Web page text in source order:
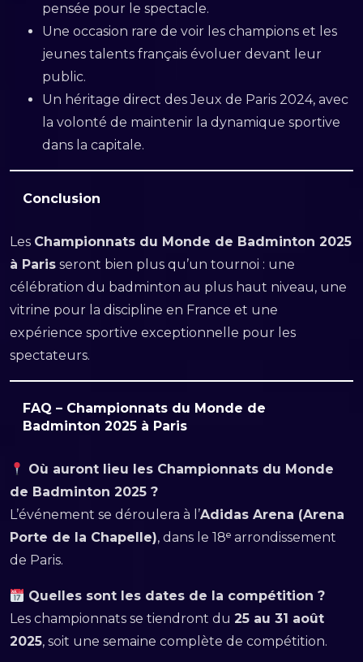
pensée pour le spectacle.
Une occasion rare de voir les champions et les
jeunes talents français évoluer devant leur
public.
Un héritage direct des Jeux de Paris 2024, avec
la volonté de maintenir la dynamique sportive
dans la capitale.
Conclusion
Les Championnats du Monde de Badminton 2025
à Paris seront bien plus qu’un tournoi : une
célébration du badminton au plus haut niveau, une
vitrine pour la discipline en France et une
expérience sportive exceptionnelle pour les
spectateurs.
FAQ – Championnats du Monde de
Badminton 2025 à Paris
Où auront lieu les Championnats du Monde
de Badminton 2025 ?
L’événement se déroulera à l’Adidas Arena (Arena
Porte de la Chapelle), dans le 18ᵉ arrondissement
de Paris.
Quelles sont les dates de la compétition ?
Les championnats se tiendront du 25 au 31 août
2025, soit une semaine complète de compétition.